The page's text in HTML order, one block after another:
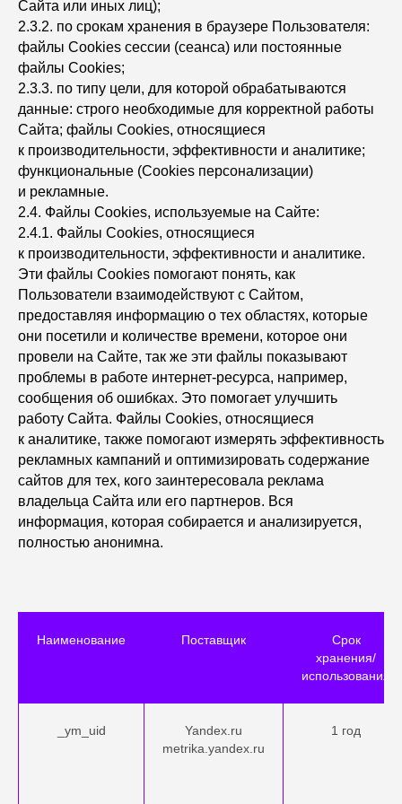
Сайта или иных лиц);
2.3.2. по срокам хранения в браузере Пользователя:
файлы Сookies сессии (сеанса) или постоянные
файлы Сookies;
2.3.3. по типу цели, для которой обрабатываются
данные: строго необходимые для корректной работы
Сайта; файлы Сookies, относящиеся
к производительности, эффективности и аналитике;
функциональные (Сookies персонализации)
и рекламные.
2.4. Файлы Сookies, используемые на Сайте:
2.4.1. Файлы Сookies, относящиеся
к производительности, эффективности и аналитике.
Эти файлы Сookies помогают понять, как
Пользователи взаимодействуют с Сайтом,
предоставляя информацию о тех областях, которые
они посетили и количестве времени, которое они
провели на Сайте, так же эти файлы показывают
проблемы в работе интернет-ресурса, например,
сообщения об ошибках. Это помогает улучшить
работу Сайта. Файлы Сookies, относящиеся
к аналитике, также помогают измерять эффективность
рекламных кампаний и оптимизировать содержание
сайтов для тех, кого заинтересовала реклама
владельца Сайта или его партнеров. Вся
информация, которая собирается и анализируется,
полностью анонимна.
Наименование Поставщик
Срок
хранения/
использования
_ym_uid
Yandex.ru
metrika.yandex.ru
1 год